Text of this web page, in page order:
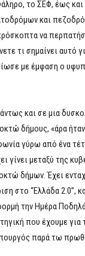
το ΣΕΦ, έως και
και
να
τι σημαίνει αυτό
με έμφαση ο
και σε μια
δήμους, «άρα
γύρω από ένα
γίνει μεταξύ της
δήμων. Έχει
στο “Ελλάδα 2.0”,
την Ημέρα
που έχουμε
παρά τω